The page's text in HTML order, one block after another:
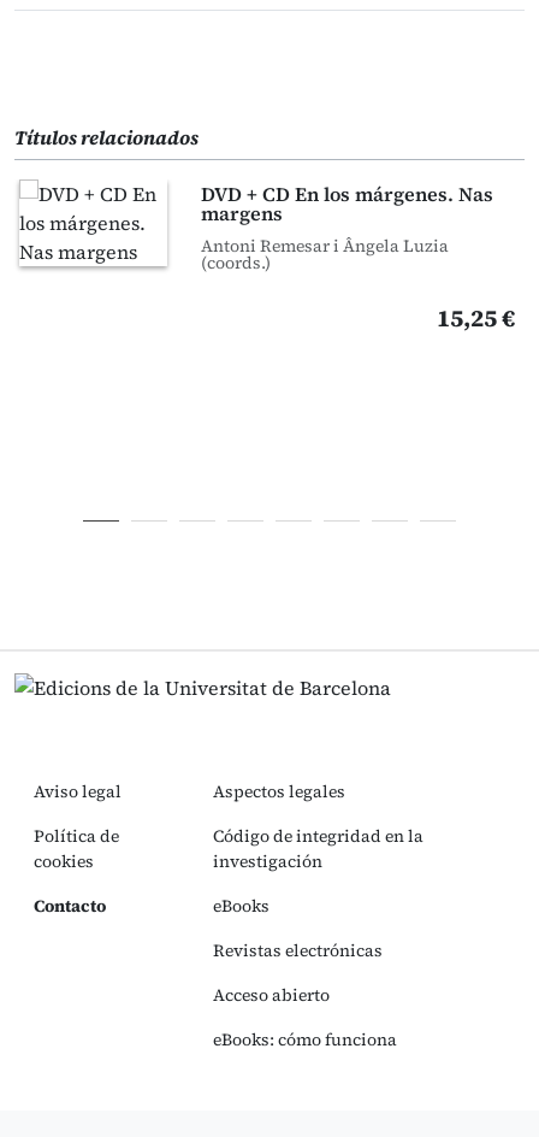
Títulos relacionados
DVD + CD En los márgenes. Nas
margens
Antoni Remesar i Ângela Luzia
(coords.)
15,25 €
Aviso legal
Política de
cookies
Contacto
Aspectos legales
Código de integridad en la
investigación
eBooks
Revistas electrónicas
Acceso abierto
eBooks: cómo funciona